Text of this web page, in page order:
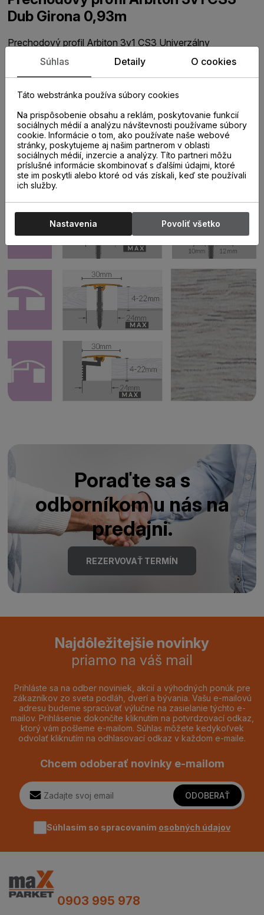
Dub Girona 0,93m
Prechodový profil Arbiton 3v1 CS3 Univerzálny
dilatačných medzier vytvorených v priestore alebo po
obvode plávajúcej podlahy. Profil je prispôsobený tak, aby
nevytváral prekážku pri chôdzi po podlahe. Univerzálne
prevedenie 3v1 dáva možnosť profil montovať na
priložené hmoždinky, samolepiacim spôsobom alebo aj
ako ukončenie podlahy pri obvodových stenách.
Súčasťou balenia je aj spojka umožňujúca dĺžkové
napojenie viacerých profilov za sebou a rovnako aj
výškovo upraviteľný adaptér na použitie k viacerým
hrúbkam podlahovín.
Poraďte sa s
odborníkom u nás na
predajni.
REZERVOVAŤ TERMÍN
Najdôležitejšie novinky
priamo na váš mail
Prihláste sa na odber noviniek, akcií a výhodných ponúk pre
zákazníkov zo sveta podláh, dverí a bývania. Vašu e-mailovú
adresu budeme spracúvať výlučne na zasielanie týchto e-
mailov. Prihlásenie dokončíte kliknutím na potvrdzovací odkaz,
ktorý vám pošleme e-mailom. Súhlas môžete kedykoľvek
odvolať kliknutím na odhlasovací odkaz v každom e-maile.
Chcem odoberať novinky e-mailom
ODOBERAŤ
Súhlasím so spracovaním osobných údajov
0903 995 978
Súhlas Detaily O cookies
Táto webstránka používa súbory cookies
Na prispôsobenie obsahu a reklám, poskytovanie funkcií
sociálnych médií a analýzu návštevnosti používame súbory
cookie. Informácie o tom, ako používate naše webové
stránky, poskytujeme aj našim partnerom v oblasti
sociálnych médií, inzercie a analýzy. Títo partneri môžu
príslušné informácie skombinovať s ďalšími údajmi, ktoré
ste im poskytli alebo ktoré od vás získali, keď ste používali
ich služby.
Nastavenia Povoliť všetko